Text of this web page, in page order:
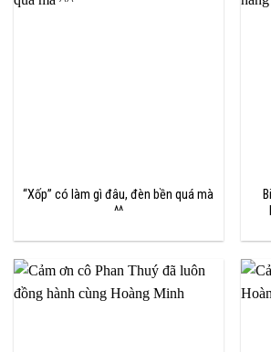
“Xốp” có làm gì đâu, đèn bền quá mà
^^